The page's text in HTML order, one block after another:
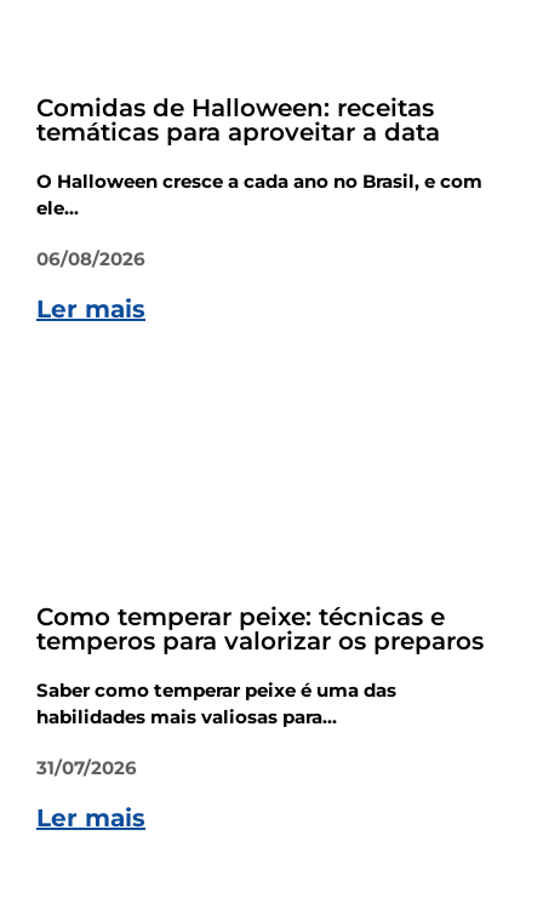
Comidas de Halloween: receitas
temáticas para aproveitar a data
O Halloween cresce a cada ano no Brasil, e com
ele...
06/08/2026
Ler mais
Como temperar peixe: técnicas e
temperos para valorizar os preparos
Saber como temperar peixe é uma das
habilidades mais valiosas para...
31/07/2026
Ler mais